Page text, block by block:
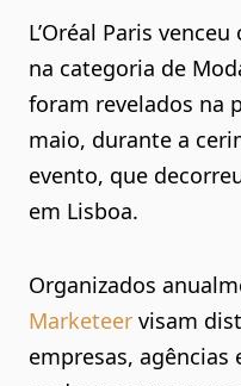
L’Oréal Paris venceu
na categoria de
foram revelados na
maio, durante a
evento, que
em Lisboa.
Organizados
Marketeer visam
empresas,